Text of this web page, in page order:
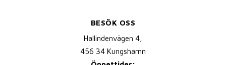
BESÖK OSS
Hallindenvägen 4,
456 34 Kungshamn